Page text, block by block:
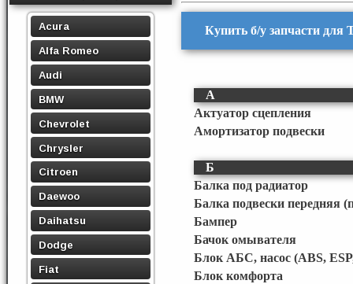
Acura
Alfa Romeo
Audi
BMW
Chevrolet
Chrysler
Citroen
Daewoo
Daihatsu
Dodge
Fiat
Купить б/у запчасти для
А
Актуатор сцепления
Амортизатор подвески
Б
Балка под радиатор
Балка подвески передняя
Бампер
Бачок омывателя
Блок АБС, насос (ABS,
Блок комфорта